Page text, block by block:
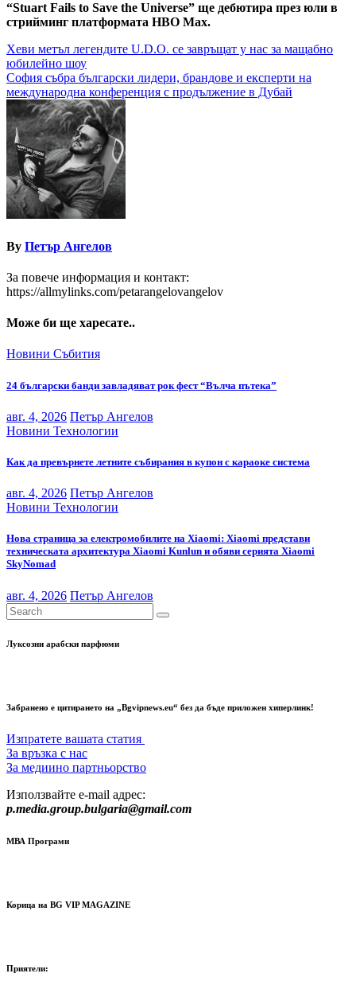
“Stuart Fails to Save the Universe” ще дебютира през юли в
стрийминг платформата HBO Max.
Навигация
Хеви метъл легендите U.D.O. се завръщат у нас за мащабно
юбилейно шоу
София събра български лидери, брандове и експерти на
международна конференция с продължение в Дубай
By Петър Ангелов
За повече информация и контакт:
https://allmylinks.com/petarangelovangelov
Може би ще харесате..
Новини Събития
24 български банди завладяват рок фест “Вълча пътека”
авг. 4, 2026 Петър Ангелов
Новини Технологии
Как да превърнете летните събирания в купон с караоке система
авг. 4, 2026 Петър Ангелов
Новини Технологии
Нова страница за електромобилите на Xiaomi: Xiaomi представи
техническата архитектура Xiaomi Kunlun и обяви серията Xiaomi
SkyNomad
авг. 4, 2026 Петър Ангелов
Луксозни арабски парфюми
Забранено е цитирането на „Bgvipnews.eu“ без да бъде приложен хиперлинк!
Изпратете вашата статия
За връзка с нас
За медиино партньорство
Използвайте e-mail адрес:
p.media.group.bulgaria@gmail.com
МВА Програми
Корица на BG VIP MAGAZINE
Приятели: